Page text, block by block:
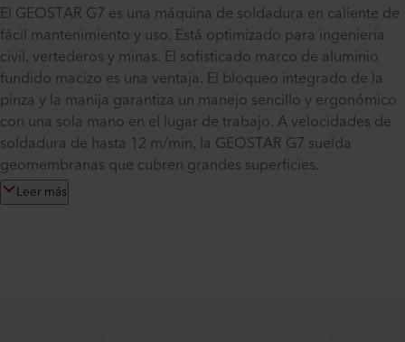
El GEOSTAR G7 es una máquina de soldadura en caliente de
fácil mantenimiento y uso. Está optimizado para ingeniería
civil, vertederos y minas. El sofisticado marco de aluminio
fundido macizo es una ventaja. El bloqueo integrado de la
pinza y la manija garantiza un manejo sencillo y ergonómico
con una sola mano en el lugar de trabajo. A velocidades de
soldadura de hasta 12 m/min, la GEOSTAR G7 suelda
geomembranas que cubren grandes superficies.
Leer más